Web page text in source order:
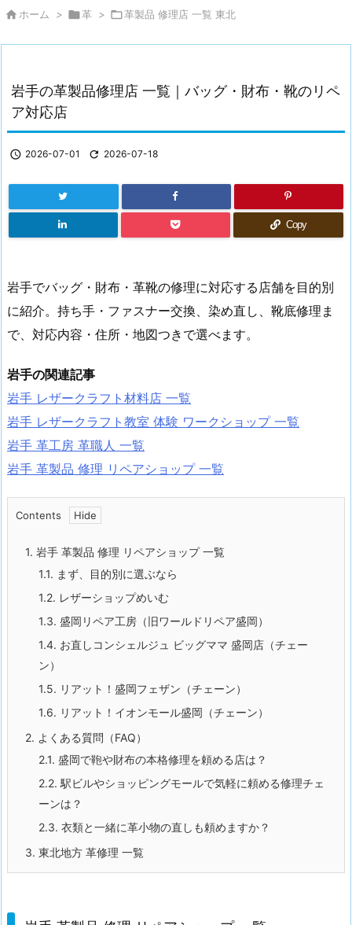
 ホーム > 革 > 革製品 修理店 一覧 東北
岩手の革製品修理店 一覧｜バッグ・財布・靴のリペ
ア対応店
 2026-07-01  2026-07-18
Copy
岩手でバッグ・財布・革靴の修理に対応する店舗を目的別
に紹介。持ち手・ファスナー交換、染め直し、靴底修理ま
で、対応内容・住所・地図つきで選べます。
岩手の関連記事
岩手 レザークラフト材料店 一覧
岩手 レザークラフト教室 体験 ワークショップ 一覧
岩手 革工房 革職人 一覧
岩手 革製品 修理 リペアショップ 一覧
Contents
1. 岩手 革製品 修理 リペアショップ 一覧
1.1. まず、目的別に選ぶなら
1.2. レザーショップめいむ
1.3. 盛岡リペア工房（旧ワールドリペア盛岡）
1.4. お直しコンシェルジュ ビッグママ 盛岡店（チェー
ン）
1.5. リアット！盛岡フェザン（チェーン）
1.6. リアット！イオンモール盛岡（チェーン）
2. よくある質問（FAQ）
2.1. 盛岡で鞄や財布の本格修理を頼める店は？
2.2. 駅ビルやショッピングモールで気軽に頼める修理チェ
ーンは？
2.3. 衣類と一緒に革小物の直しも頼めますか？
3. 東北地方 革修理 一覧